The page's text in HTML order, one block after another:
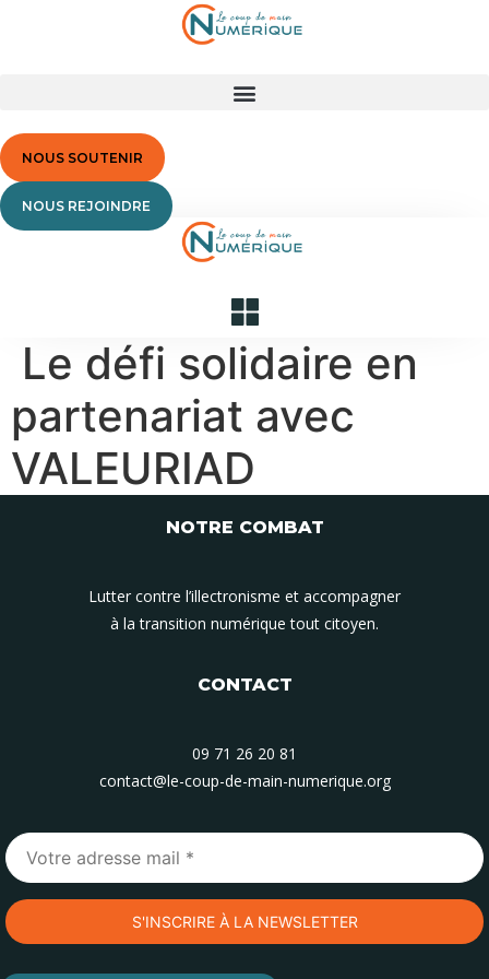
NOUS SOUTENIR
NOUS REJOINDRE
Le défi solidaire en
partenariat avec
VALEURIAD
NOTRE COMBAT
Lutter contre l’illectronisme et accompagner
à la transition numérique tout citoyen.
CONTACT
09 71 26 20 81
contact@le-coup-de-main-numerique.org